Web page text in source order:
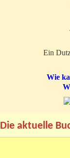
Ein
Wie
Die aktuelle